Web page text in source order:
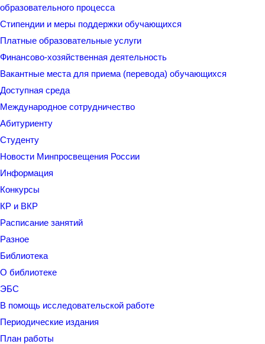
образовательного процесса
Стипендии и меры поддержки обучающихся
Платные образовательные услуги
Финансово-хозяйственная деятельность
Вакантные места для приема (перевода) обучающихся
Доступная среда
Международное сотрудничество
Абитуриенту
Студенту
Новости Минпросвещения России
Информация
Конкурсы
КР и ВКР
Расписание занятий
Разное
Библиотека
О библиотеке
ЭБС
В помощь исследовательской работе
Периодические издания
План работы